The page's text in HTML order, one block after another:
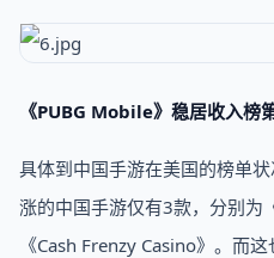
《PUBG Mobile》稳居收入榜
具体到中国手游在美国的榜单
涨的中国手游仅有3款，分别为
《Cash Frenzy Casino》。而